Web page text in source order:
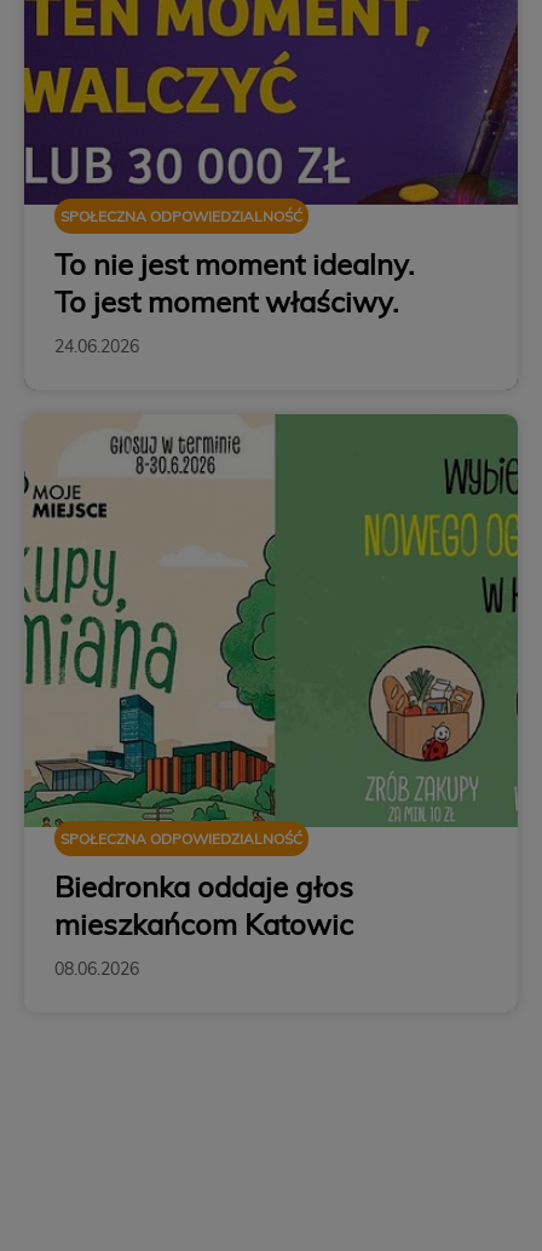
SPOŁECZNA ODPOWIEDZIALNOŚĆ
To nie jest moment idealny.
To jest moment właściwy.
24.06.2026
SPOŁECZNA ODPOWIEDZIALNOŚĆ
Biedronka oddaje głos
mieszkańcom Katowic
08.06.2026